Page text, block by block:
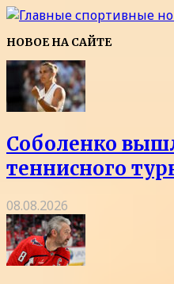
НОВОЕ НА САЙТЕ
Соболенко
теннисного
08.08.2026